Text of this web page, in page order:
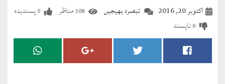
مضطرؔ
دستِ
تبصرہ بھیجیں اکتوبر 20, 2016 508مناظر 0پسندیدہ
0ناپسند